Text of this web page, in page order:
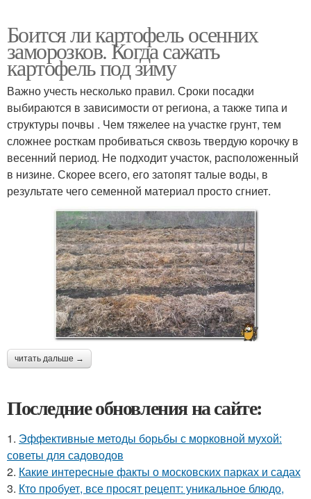
Боится ли картофель осенних
заморозков. Когда сажать
картофель под зиму
Важно учесть несколько правил. Сроки посадки
выбираются в зависимости от региона, а также типа и
структуры почвы . Чем тяжелее на участке грунт, тем
сложнее росткам пробиваться сквозь твердую корочку в
весенний период. Не подходит участок, расположенный
в низине. Скорее всего, его затопят талые воды, в
результате чего семенной материал просто сгниет.
читать дальше →
Последние обновления на сайте:
1. Эффективные методы борьбы с морковной мухой:
советы для садоводов
2. Какие интересные факты о московских парках и садах
3. Кто пробует, все просят рецепт: уникальное блюдо,